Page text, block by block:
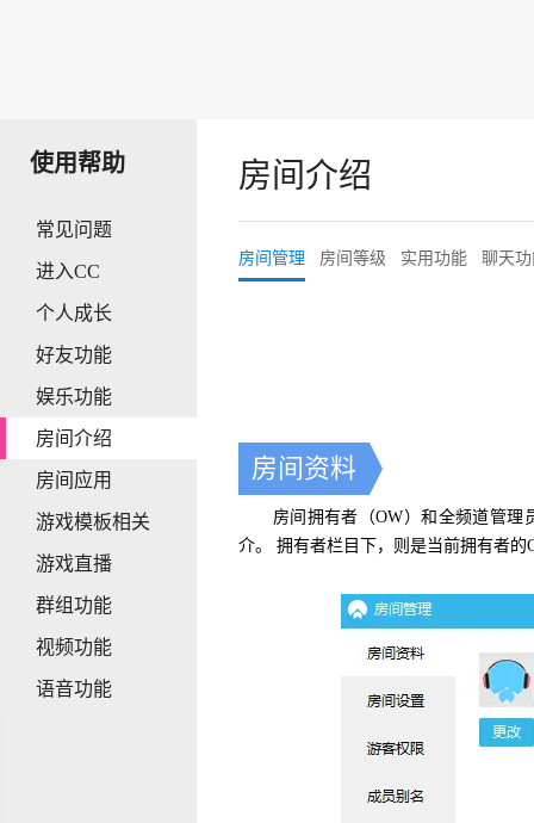
使用帮助
常见问题
进入CC
个人成长
好友功能
娱乐功能
房间介绍
房间应用
游戏模板相关
游戏直播
群组功能
视频功能
语音功能
房间介绍
房间管理 房间等级 实用功能 聊天
房间资料
房间拥有者（OW）和全频道管理员
介。拥有者栏目下，则是当前拥有者的